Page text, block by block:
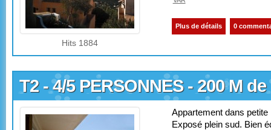
Hits 1884
Plus de détails 0
T2 - 4/5 PERSONNES - 200 M
Appartement dans
Exposé plein sud. Bien